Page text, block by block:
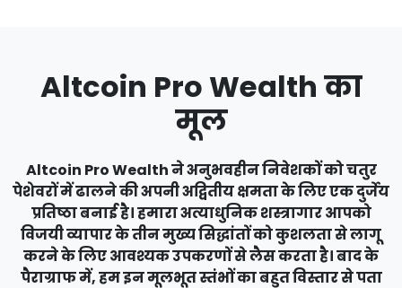
Altcoin Pro Wealth का
मूल
Altcoin Pro Wealth ने अनुभवहीन निवेशकों को चतुर
पेशेवरों में ढालने की अपनी अद्वितीय क्षमता के लिए एक दुर्जेय
प्रतिष्ठा बनाई है। हमारा अत्याधुनिक शस्त्रागार आपको
विजयी व्यापार के तीन मुख्य सिद्धांतों को कुशलता से लागू
करने के लिए आवश्यक उपकरणों से लैस करता है। बाद के
पैराग्राफ में, हम इन मूलभूत स्तंभों का बहुत विस्तार से पता